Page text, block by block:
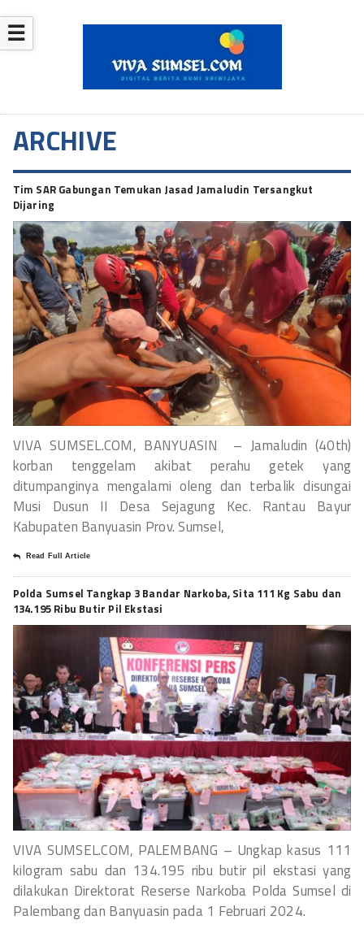
☰
ARCHIVE
Tim SAR Gabungan Temukan Jasad Jamaludin Tersangkut
Dijaring
VIVA SUMSEL.COM, BANYUASIN – Jamaludin (40th)
korban tenggelam akibat perahu getek yang
ditumpanginya mengalami oleng dan terbalik disungai
Musi Dusun II Desa Sejagung Kec. Rantau Bayur
Kabupaten Banyuasin Prov. Sumsel,
Read Full Article
Polda Sumsel Tangkap 3 Bandar Narkoba, Sita 111 Kg Sabu dan
134.195 Ribu Butir Pil Ekstasi
VIVA SUMSEL.COM, PALEMBANG – Ungkap kasus 111
kilogram sabu dan 134.195 ribu butir pil ekstasi yang
dilakukan Direktorat Reserse Narkoba Polda Sumsel di
Palembang dan Banyuasin pada 1 Februari 2024.